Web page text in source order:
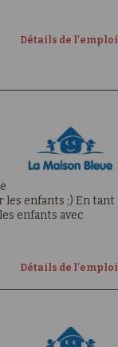
Détails de l'emploi
les enfants ;) En tant
enfants avec
Détails de l'emploi